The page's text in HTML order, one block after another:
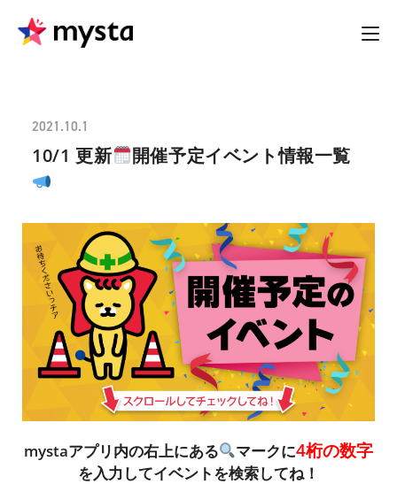
2021.10.1
10/1 更新 開催予定イベント情報一覧
mystaアプリ内の右上にある マークに4桁の数字
を入力してイベントを検索してね！